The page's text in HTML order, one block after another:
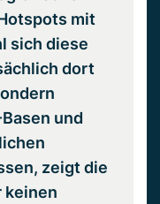
mit
sich diese
dort
und
zeigt die
keinen